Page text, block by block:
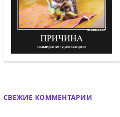
Причина вымирания
СВЕЖИЕ КОММЕНТАРИИ